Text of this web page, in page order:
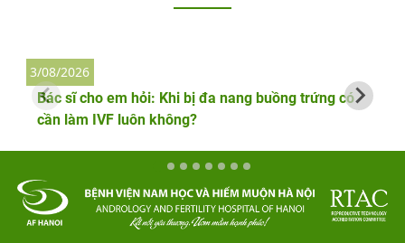
Bác sĩ cho em hỏi: Khi bị đa nang buồng trứng có
cần làm IVF luôn không?
3/08/2026